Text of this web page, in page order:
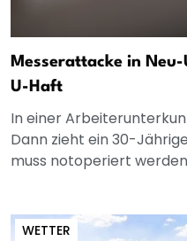
Messerattacke in
U-Haft
In einer
Dann zieht ein 30-
muss notoperiert
WETTER